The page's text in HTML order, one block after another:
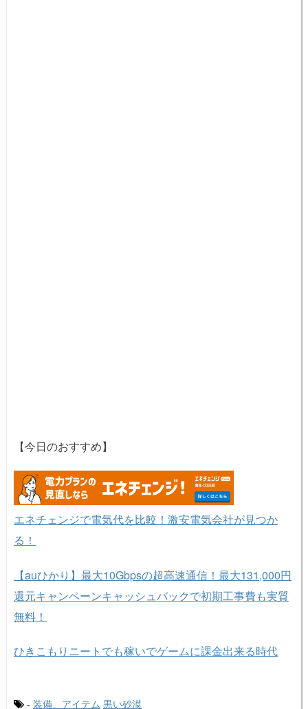
【今日のおすすめ】
エネチェンジで電気代を比較！激安電気会社が見つか
る！
【auひかり】最大10Gbpsの超高速通信！最大131,000円
還元キャンペーンキャッシュバックで初期工事費も実質
無料！
ひきこもりニートでも稼いでゲームに課金出来る時代
- 装備、アイテム 黒い砂漠